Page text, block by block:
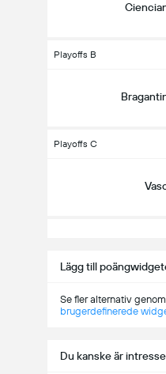
Playoffs B
Playoffs C
Lägg till
Se fler alternativ
brugerdefinerede
Du kanske är